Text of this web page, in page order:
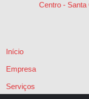
Centro -
Início
Empresa
Serviços